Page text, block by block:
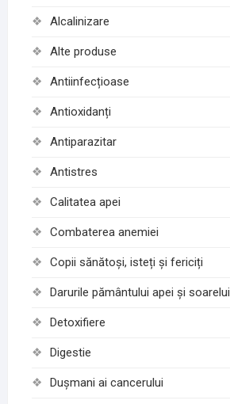
Alcalinizare
Alte produse
Antiinfecțioase
Antioxidanți
Antiparazitar
Antistres
Calitatea apei
Combaterea anemiei
Copii sănătoși, isteți și fericiți
Darurile pământului apei și soarelui
Detoxifiere
Digestie
Dușmani ai cancerului